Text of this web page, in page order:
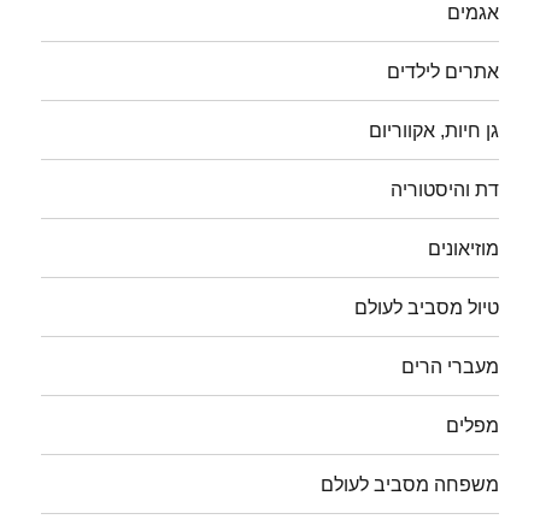
אגמים
אתרים לילדים
גן חיות, אקווריום
דת והיסטוריה
מוזיאונים
טיול מסביב לעולם
מעברי הרים
מפלים
משפחה מסביב לעולם